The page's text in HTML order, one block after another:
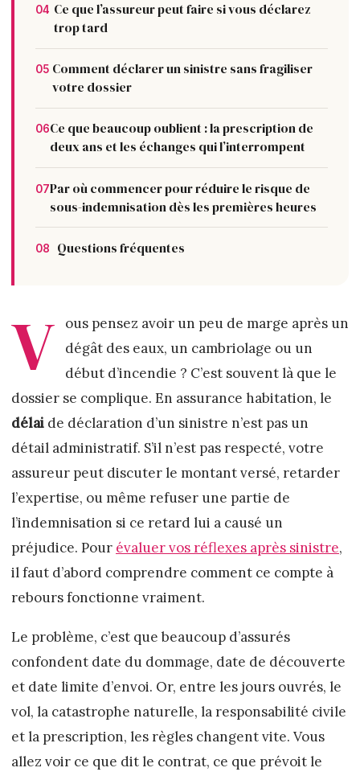
04 Ce que l’assureur peut faire si vous déclarez
trop tard
05 Comment déclarer un sinistre sans fragiliser
votre dossier
06Ce que beaucoup oublient : la prescription de
deux ans et les échanges qui l’interrompent
07Par où commencer pour réduire le risque de
sous-indemnisation dès les premières heures
08 Questions fréquentes
V
ous pensez avoir un peu de marge après un
dégât des eaux, un cambriolage ou un
début d’incendie ? C’est souvent là que le
dossier se complique. En assurance habitation, le
délai de déclaration d’un sinistre n’est pas un
détail administratif. S’il n’est pas respecté, votre
assureur peut discuter le montant versé, retarder
l’expertise, ou même refuser une partie de
l’indemnisation si ce retard lui a causé un
préjudice. Pour évaluer vos réflexes après sinistre,
il faut d’abord comprendre comment ce compte à
rebours fonctionne vraiment.
Le problème, c’est que beaucoup d’assurés
confondent date du dommage, date de découverte
et date limite d’envoi. Or, entre les jours ouvrés, le
vol, la catastrophe naturelle, la responsabilité civile
et la prescription, les règles changent vite. Vous
allez voir ce que dit le contrat, ce que prévoit le